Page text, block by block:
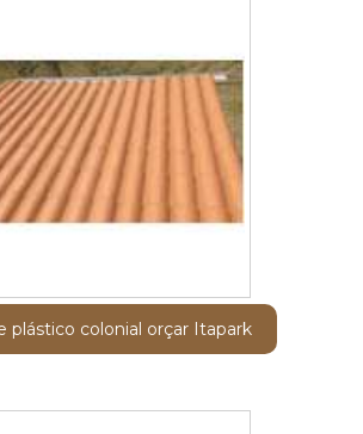
plástico colonial orçar Itapark